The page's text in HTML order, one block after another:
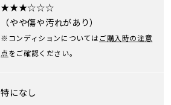
★★★☆☆☆
（やや傷や汚れがあり）
※コンディションについてはご購入時の注意
点をご確認ください。
特になし